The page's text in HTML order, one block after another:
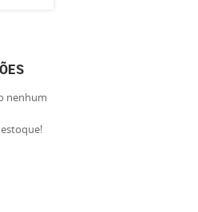
nenhum